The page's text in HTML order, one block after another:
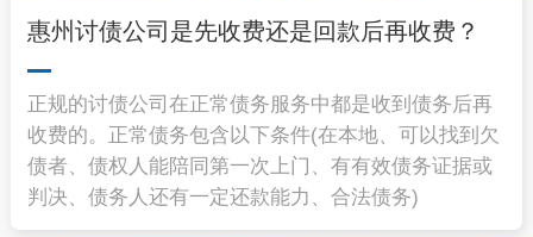
惠州讨债公司是先收费还是回款后再收费？
正规的讨债公司在正常债务服务中都是收到债务后再
收费的。正常债务包含以下条件(在本地、可以找到欠
债者、债权人能陪同第一次上门、有有效债务证据或
判决、债务人还有一定还款能力、合法债务)